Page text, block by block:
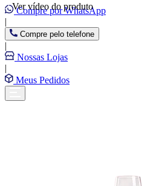
Compre por WhatsApp
|
Compre pelo telefone
|
Nossas Lojas
|
Meus Pedidos
Ver vídeo do produto